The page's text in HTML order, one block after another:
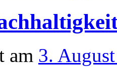
am 3.